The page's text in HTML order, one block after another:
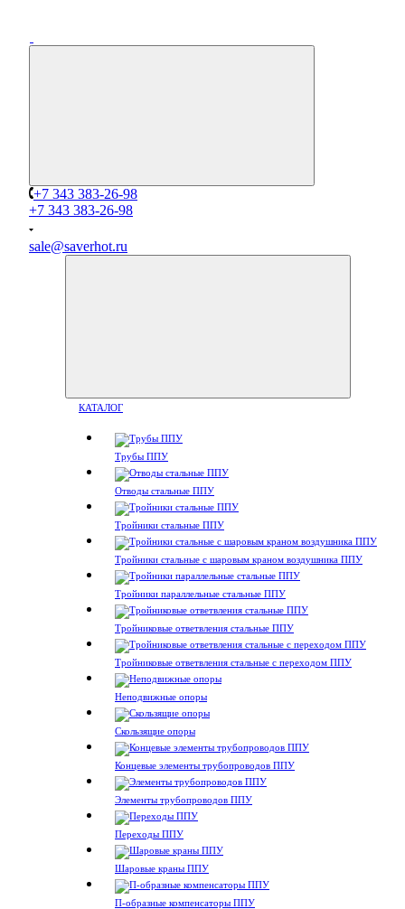
+7 343 383-26-98
+7 343 383-26-98
sale@saverhot.ru
КАТАЛОГ
Трубы ППУ
Отводы стальные ППУ
Тройники стальные ППУ
Тройники стальные с шаровым краном воздушника ППУ
Тройники параллельные стальные ППУ
Тройниковые ответвления стальные ППУ
Тройниковые ответвления стальные с переходом ППУ
Неподвижные опоры
Скользящие опоры
Концевые элементы трубопроводов ППУ
Элементы трубопроводов ППУ
Переходы ППУ
Шаровые краны ППУ
П-образные компенсаторы ППУ